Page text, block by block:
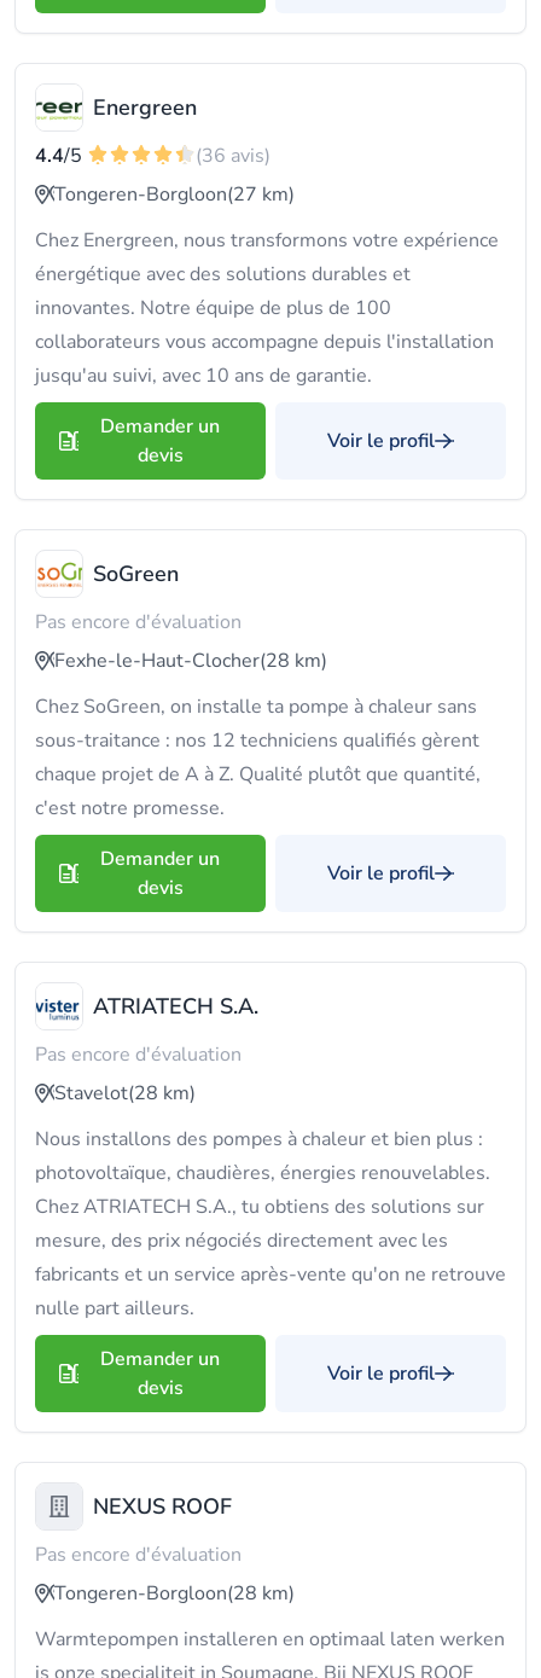
Energreen
4.4/5
(36 avis)
Tongeren-Borgloon(27 km)
Chez Energreen, nous transformons votre expérience
énergétique avec des solutions durables et
innovantes. Notre équipe de plus de 100
collaborateurs vous accompagne depuis l'installation
jusqu'au suivi, avec 10 ans de garantie.
Demander un
devis
Voir le profil
SoGreen
Pas encore d'évaluation
Fexhe-le-Haut-Clocher(28 km)
Chez SoGreen, on installe ta pompe à chaleur sans
sous-traitance : nos 12 techniciens qualifiés gèrent
chaque projet de A à Z. Qualité plutôt que quantité,
c'est notre promesse.
Demander un
devis
Voir le profil
ATRIATECH S.A.
Pas encore d'évaluation
Stavelot(28 km)
Nous installons des pompes à chaleur et bien plus :
photovoltaïque, chaudières, énergies renouvelables.
Chez ATRIATECH S.A., tu obtiens des solutions sur
mesure, des prix négociés directement avec les
fabricants et un service après-vente qu'on ne retrouve
nulle part ailleurs.
Demander un
devis
Voir le profil
NEXUS ROOF
Pas encore d'évaluation
Tongeren-Borgloon(28 km)
Warmtepompen installeren en optimaal laten werken